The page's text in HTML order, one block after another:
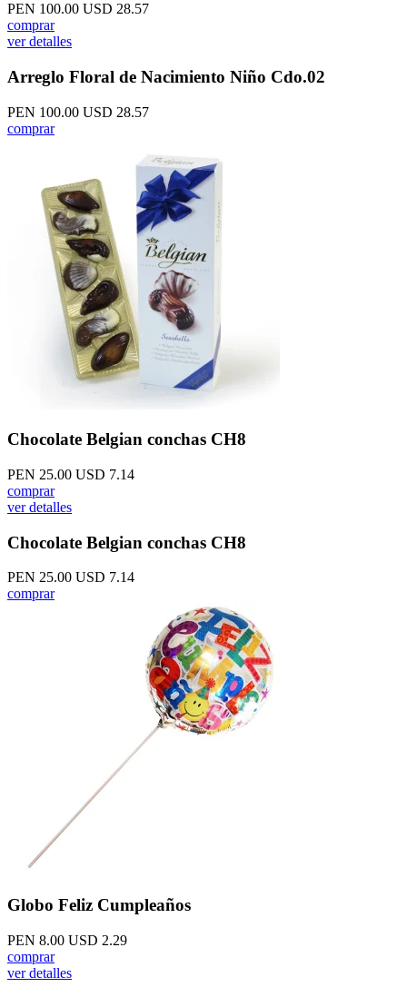
PEN 100.00 USD 28.57
comprar
ver detalles
Arreglo Floral de Nacimiento Niño Cdo.02
PEN 100.00 USD 28.57
comprar
Chocolate Belgian conchas CH8
PEN 25.00 USD 7.14
comprar
ver detalles
Chocolate Belgian conchas CH8
PEN 25.00 USD 7.14
comprar
Globo Feliz Cumpleaños
PEN 8.00 USD 2.29
comprar
ver detalles